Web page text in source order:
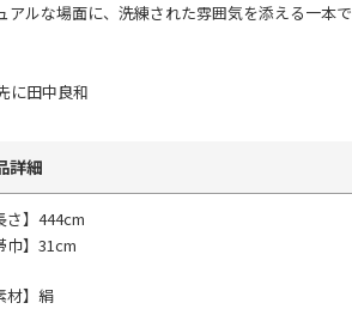
アルな場面に、洗練された雰囲気を添える一本で
に田中良和
詳細
さ】444cm
巾】31cm
材】絹